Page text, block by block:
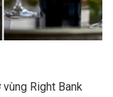
Right Bank